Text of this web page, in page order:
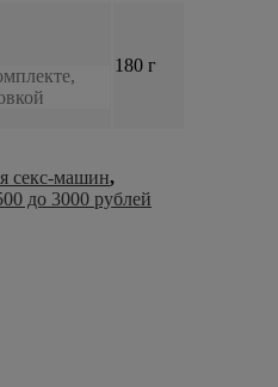
180 г
секс-машин,
до 3000 рублей